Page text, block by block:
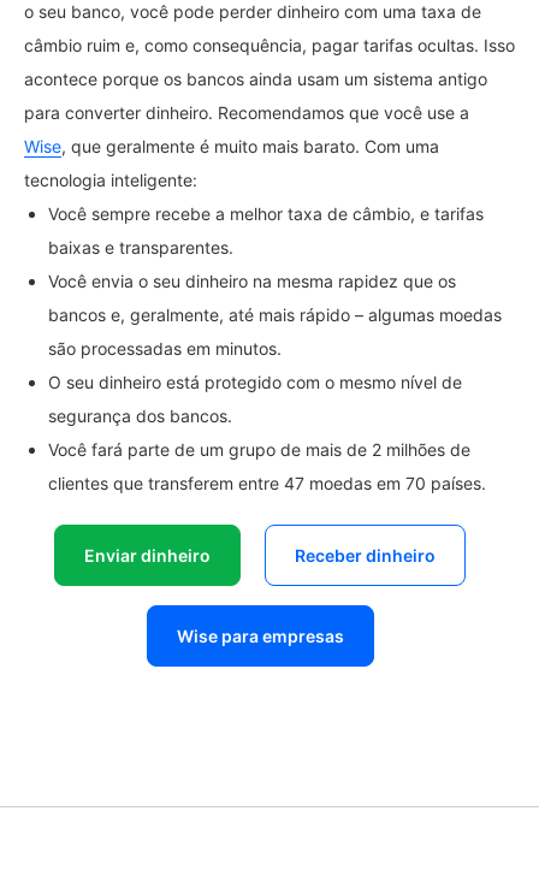
o seu banco, você pode perder dinheiro com uma taxa de
câmbio ruim e, como consequência, pagar tarifas ocultas. Isso
acontece porque os bancos ainda usam um sistema antigo
para converter dinheiro. Recomendamos que você use a
Wise, que geralmente é muito mais barato. Com uma
tecnologia inteligente:
Você sempre recebe a melhor taxa de câmbio, e tarifas
baixas e transparentes.
Você envia o seu dinheiro na mesma rapidez que os
bancos e, geralmente, até mais rápido – algumas moedas
são processadas em minutos.
O seu dinheiro está protegido com o mesmo nível de
segurança dos bancos.
Você fará parte de um grupo de mais de 2 milhões de
clientes que transferem entre 47 moedas em 70 países.
Enviar dinheiro Receber dinheiro
Wise para empresas